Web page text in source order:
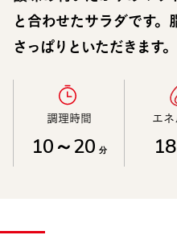
と合わせたサラダです。
さっぱりといただきます。
調理時間​
10～20 分
エ